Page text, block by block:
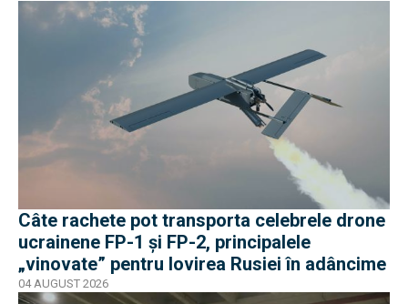
Câte rachete pot transporta celebrele drone
ucrainene FP-1 și FP-2, principalele
„vinovate” pentru lovirea Rusiei în adâncime
04 AUGUST 2026